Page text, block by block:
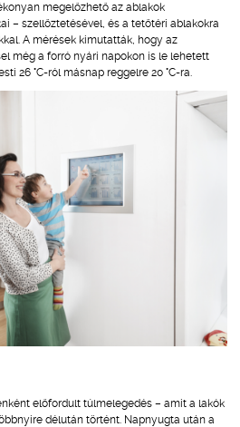
megelőzhető az ablakok
– szellőztetésével, és a tetőtéri ablakokra
A mérések kimutatták, hogy az
még a forró nyári napokon is le lehetett
26 °C-ról másnap reggelre 20 °C-ra.
előfordult túlmelegedés – amit a lakók
délután történt. Napnyugta után a